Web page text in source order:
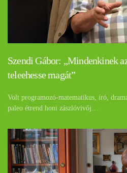
Szendi Gábor: „Mindenkinek
teleehesse magát”
Volt programozó-matematikus, író,
paleo étrend honi zászlóvivőj…